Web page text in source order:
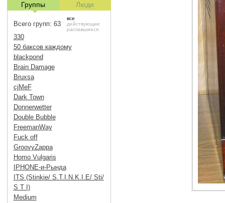
Группы Люди
Всего групп: 63
все
действующие
распавшиеся
330
50 баксов каждому
blackpond
Brain Damage
Bruxsa
cjMeF
Dark Town
Donnerwetter
Double Bubble
FreemanWay
Fuck off
GroovyZappa
Homo Vulgaris
IPHONE-и-Рында
ITS (Stinkie/ S.T.I.N.K.I.E/ Sti/
S T I)
Medium